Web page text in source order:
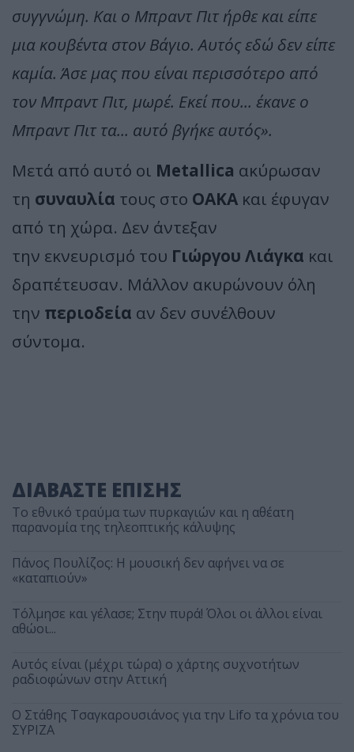
συγγνώμη. Και ο Μπραντ Πιτ ήρθε και είπε
μια κουβέντα στον Βάγιο. Αυτός εδώ δεν είπε
καμία. Άσε μας που είναι περισσότερο από
τον Μπραντ Πιτ, μωρέ. Εκεί που... έκανε ο
Μπραντ Πιτ τα... αυτό βγήκε αυτός».
Μετά από αυτό οι Metallica ακύρωσαν
τη συναυλία τους στο ΟΑΚΑ και έφυγαν
από τη χώρα. Δεν άντεξαν
την εκνευρισμό του Γιώργου Λιάγκα και
δραπέτευσαν. Μάλλον ακυρώνουν όλη
την περιοδεία αν δεν συνέλθουν
σύντομα.
ΔΙΑΒΑΣΤΕ ΕΠΙΣΗΣ
Το εθνικό τραύμα των πυρκαγιών και η αθέατη
παρανομία της τηλεοπτικής κάλυψης
Πάνος Πουλίζος: Η μουσική δεν αφήνει να σε
«καταπιούν»
Τόλμησε και γέλασε; Στην πυρά! Όλοι οι άλλοι είναι
αθώοι...
Αυτός είναι (μέχρι τώρα) ο χάρτης συχνοτήτων
ραδιοφώνων στην Αττική
Ο Στάθης Τσαγκαρουσιάνος για την Lifo τα χρόνια του
ΣΥΡΙΖΑ